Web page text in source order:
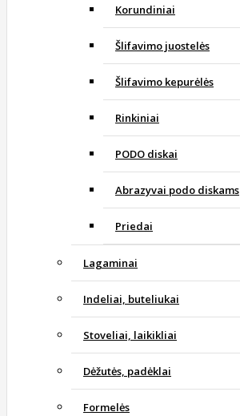
Korundiniai
Šlifavimo juostelės
Šlifavimo kepurėlės
Rinkiniai
PODO diskai
Abrazyvai podo diskams
Priedai
Lagaminai
Indeliai, buteliukai
Stoveliai, laikikliai
Dėžutės, padėklai
Formelės